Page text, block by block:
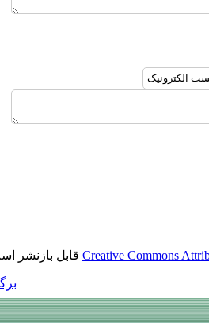
Creative Commons قابل بازنشر